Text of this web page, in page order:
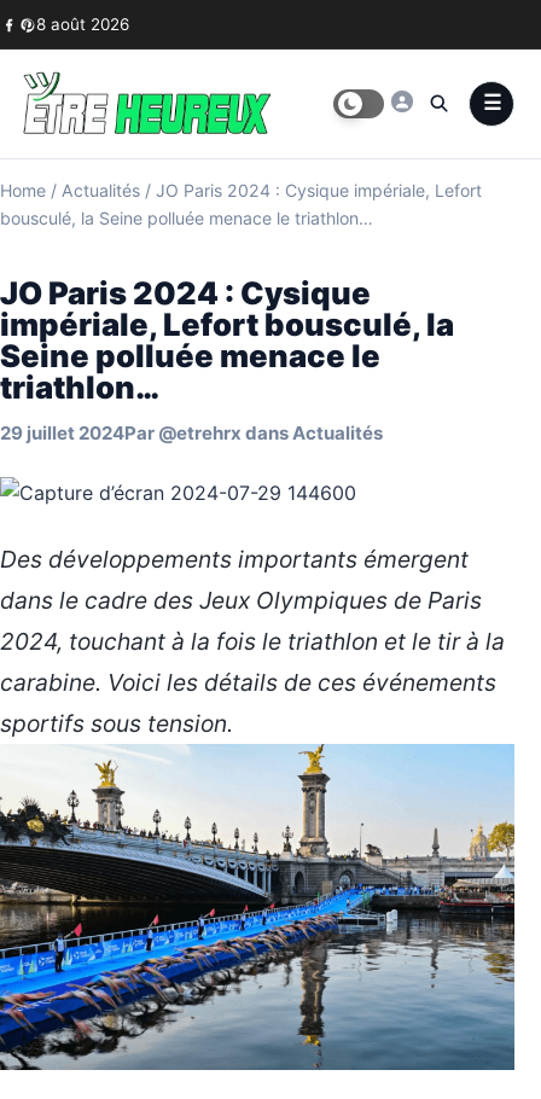
Skip to content
8 août 2026
Home / Actualités / JO Paris 2024 : Cysique impériale, Lefort
bousculé, la Seine polluée menace le triathlon…
JO Paris 2024 : Cysique
impériale, Lefort bousculé, la
Seine polluée menace le
triathlon…
29 juillet 2024Par @etrehrx dansActualités
Des développements importants émergent
dans le cadre des Jeux Olympiques de Paris
2024, touchant à la fois le triathlon et le tir à la
carabine. Voici les détails de ces événements
sportifs sous tension.